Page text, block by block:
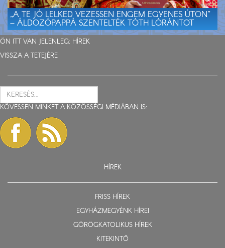
„A TE JÓ LELKED VEZESSEN ENGEM EGYENES ÚTON”
– ÁLDOZÓPAPPÁ SZENTELTÉK TÓTH LÓRÁNTOT
ÖN ITT VAN JELENLEG: HÍREK
VISSZA A TETEJÉRE
KÖVESSEN MINKET A KÖZÖSSÉGI MÉDIÁBAN IS:
HÍREK
FRISS HÍREK
EGYHÁZMEGYÉNK HÍREI
GÖRÖGKATOLIKUS HÍREK
KITEKINTŐ